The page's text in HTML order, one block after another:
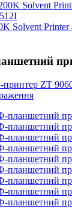
Solvent Printer